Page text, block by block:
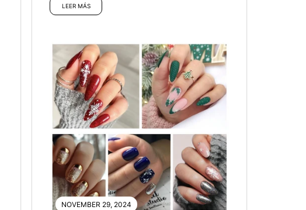
LEER MÁS
NOVEMBER 29, 2024